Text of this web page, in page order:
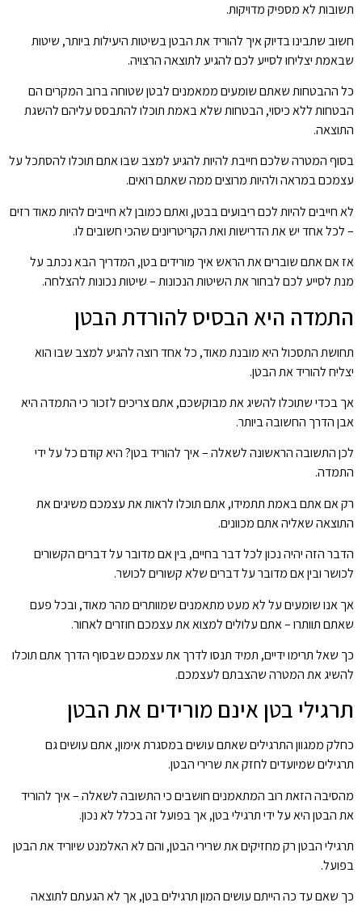
תשובות לא מספיק מדויקות.
חשוב שתבינו בדיוק איך להוריד את הבטן בשיטות היעילות ביותר, שיטות
שבאמת יצליחו לסייע לכם להגיע לתוצאה הרצויה.
כל ההבטחות שאתם שומעים ממאמנים לבטן שטוחה ברוב המקרים הם
הבטחות ללא כיסוי, הבטחות שלא באמת תוכלו להתבסס עליהם להשגת
התוצאה.
בסוף המטרה שלכם חייבת להיות להגיע למצב שבו אתם תוכלו להסתכל על
עצמכם במראה ולהיות מרוצים ממה שאתם רואים.
לא חייבים להיות לכם ריבועים בבטן, ואתם כמובן לא חייבים להיות מאוד רזים
– לכל אחד יש את הדרישות ואת הקריטריונים שהכי חשובים לו.
אז אם אתם שוברים את הראש איך מורידים בטן, המדריך הבא נכתב על
מנת לסייע לכם לבחור את השיטות הנכונות – שיטות נכונות להצלחה.
התמדה היא הבסיס להורדת הבטן
תחושת התסכול היא מובנת מאוד, כל אחד רוצה להגיע למצב שבו הוא
יצליח להוריד את הבטן.
אך בכדי שתוכלו להשיג את מבוקשכם, אתם צריכים לזכור כי התמדה היא
אבן הדרך החשובה ביותר.
לכן התשובה הראשונה לשאלה – איך להוריד בטן? היא קודם כל על ידי
התמדה.
רק אם אתם באמת תתמידו, אתם תוכלו לראות את עצמכם משיגים את
התוצאה שאליה אתם מכוונים.
הדבר הזה יהיה נכון לכל דבר בחיים, בין אם מדובר על דברים הקשורים
לכושר ובין אם מדובר על דברים שלא קשורים לכושר.
אך אנו שומעים על לא מעט מתאמנים שמוותרים מהר מאוד, ובכל פעם
שאתם תוותרו – אתם עלולים למצוא את עצמכם חוזרים לאחור.
כך שאל תרימו ידיים, תמיד תנסו לדרך את עצמכם שבסוף הדרך אתם תוכלו
להשיג את המטרה שהצבתם לעצמכם.
תרגילי בטן אינם מורידים את הבטן
כחלק ממגוון התרגילים שאתם עושים במסגרת אימון, אתם עושים גם
תרגילים שמיועדים לחזק את שרירי הבטן.
מהסיבה הזאת רוב המתאמנים חושבים כי התשובה לשאלה – איך להוריד
את הבטן היא על ידי תרגילי בטן, אך בפועל זה בכלל לא נכון.
תרגילי הבטן רק מחזיקים את שרירי הבטן, והם לא האלמנט שיוריד את הבטן
בפועל.
כך שאם עד כה הייתם עושים המון תרגילים בטן, אך לא הגעתם לתוצאה